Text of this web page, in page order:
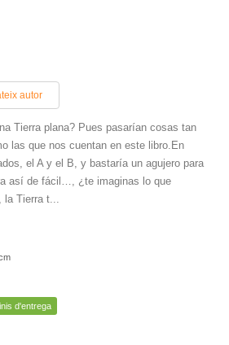
autor
Tierra plana? Pues pasarían cosas tan
las que nos cuentan en este libro.En
el A y el B, y bastaría un agujero para
así de fácil…, ¿te imaginas lo que
la Tierra t...
d'entrega